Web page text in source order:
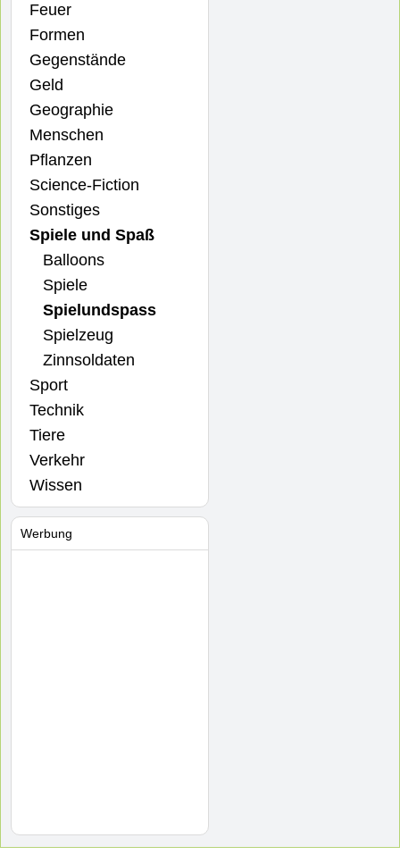
Feuer
Formen
Gegenstände
Geld
Geographie
Menschen
Pflanzen
Science-Fiction
Sonstiges
Spiele und Spaß
Balloons
Spiele
Spielundspass
Spielzeug
Zinnsoldaten
Sport
Technik
Tiere
Verkehr
Wissen
Werbung